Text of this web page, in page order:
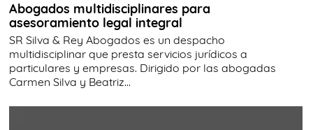
Abogados multidisciplinares para
asesoramiento legal integral
SR Silva & Rey Abogados es un despacho
multidisciplinar que presta servicios jurídicos a
particulares y empresas. Dirigido por las abogadas
Carmen Silva y Beatriz...